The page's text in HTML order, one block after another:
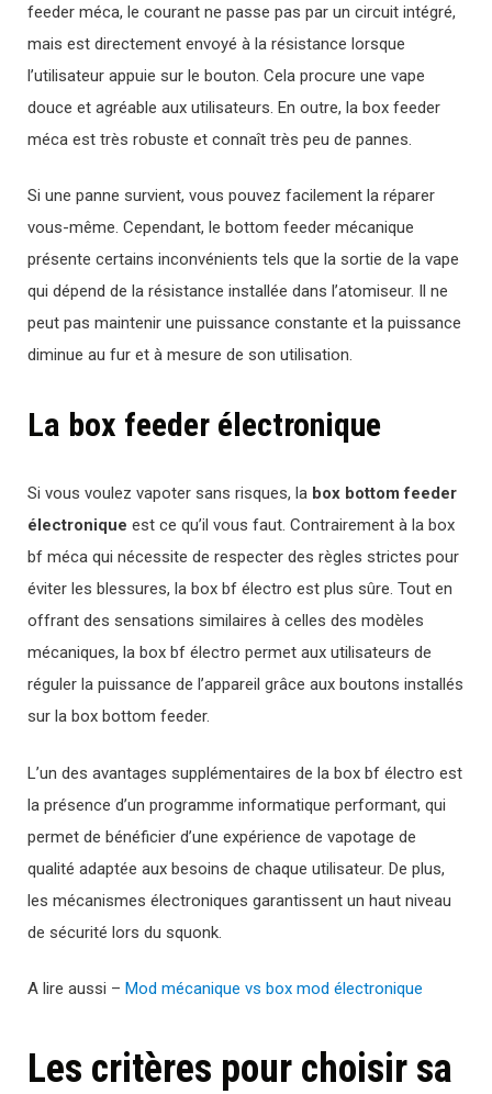
feeder méca, le courant ne passe pas par un circuit intégré,
mais est directement envoyé à la résistance lorsque
l’utilisateur appuie sur le bouton. Cela procure une vape
douce et agréable aux utilisateurs. En outre, la box feeder
méca est très robuste et connaît très peu de pannes.
Si une panne survient, vous pouvez facilement la réparer
vous-même. Cependant, le bottom feeder mécanique
présente certains inconvénients tels que la sortie de la vape
qui dépend de la résistance installée dans l’atomiseur. Il ne
peut pas maintenir une puissance constante et la puissance
diminue au fur et à mesure de son utilisation.
La box feeder électronique
Si vous voulez vapoter sans risques, la box bottom feeder
électronique est ce qu’il vous faut. Contrairement à la box
bf méca qui nécessite de respecter des règles strictes pour
éviter les blessures, la box bf électro est plus sûre. Tout en
offrant des sensations similaires à celles des modèles
mécaniques, la box bf électro permet aux utilisateurs de
réguler la puissance de l’appareil grâce aux boutons installés
sur la box bottom feeder.
L’un des avantages supplémentaires de la box bf électro est
la présence d’un programme informatique performant, qui
permet de bénéficier d’une expérience de vapotage de
qualité adaptée aux besoins de chaque utilisateur. De plus,
les mécanismes électroniques garantissent un haut niveau
de sécurité lors du squonk.
A lire aussi – Mod mécanique vs box mod électronique
Les critères pour choisir sa